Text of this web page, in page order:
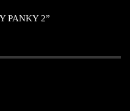
PANKY 2”